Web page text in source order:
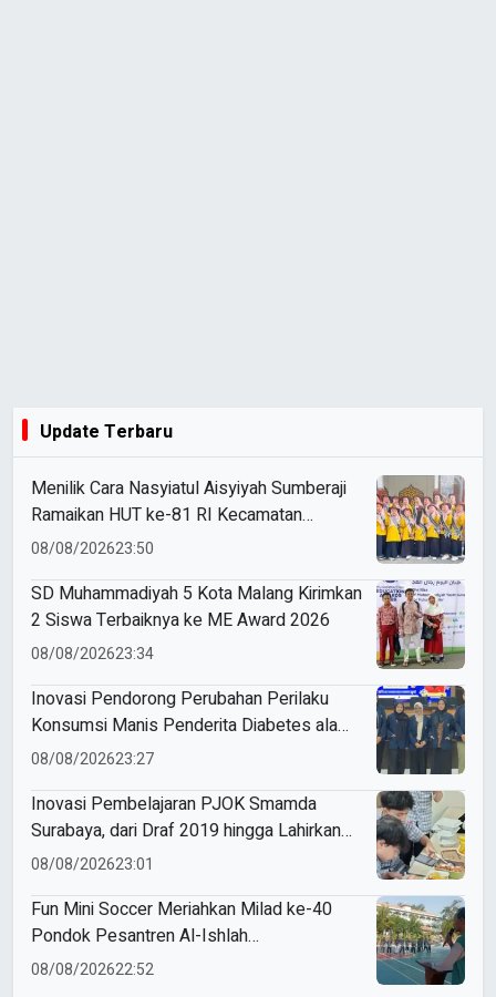
Update Terbaru
Menilik Cara Nasyiatul Aisyiyah Sumberaji
Ramaikan HUT ke-81 RI Kecamatan
Sukodadi
08/08/202623:50
SD Muhammadiyah 5 Kota Malang Kirimkan
2 Siswa Terbaiknya ke ME Award 2026
08/08/202623:34
Inovasi Pendorong Perubahan Perilaku
Konsumsi Manis Penderita Diabetes ala
Mahasiswa Unesa
08/08/202623:27
Inovasi Pembelajaran PJOK Smamda
Surabaya, dari Draf 2019 hingga Lahirkan
Modul Gizi Digital
08/08/202623:01
Fun Mini Soccer Meriahkan Milad ke-40
Pondok Pesantren Al-Ishlah
Sendangagung
08/08/202622:52